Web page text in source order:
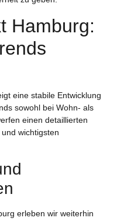
Hamburg:
eine stabile Entwicklung
sowohl bei Wohn- als
einen detaillierten
wichtigsten
erleben wir weiterhin